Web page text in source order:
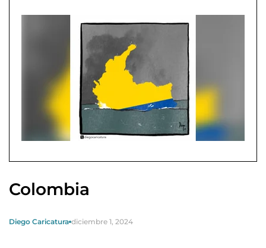
Colombia
Diego Caricatura diciembre 1, 2024